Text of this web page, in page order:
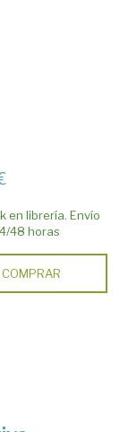
en librería. Envío
48 horas
COMPRAR